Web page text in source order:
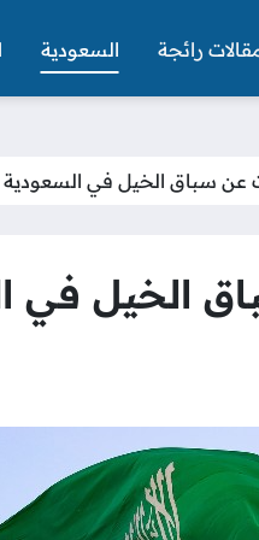
رائجة السعودية
عن سباق الخيل في السعودية
الخيل في